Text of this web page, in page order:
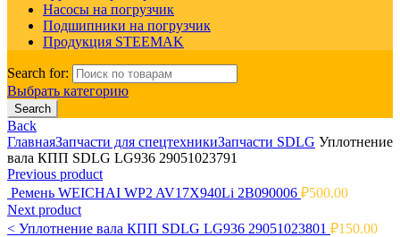
Насосы на погрузчик
Подшипники на погрузчик
Продукция STEEMAK
Search for:
Выбрать категорию
Search
Back
ГлавнаяЗапчасти для спецтехникиЗапчасти SDLG Уплотнение
вала КПП SDLG LG936 29051023791
Previous product
Ремень WEICHAI WP2 AV17X940Li 2B090006 ₽500.00
Next product
< Уплотнение вала КПП SDLG LG936 29051023801 ₽150.00